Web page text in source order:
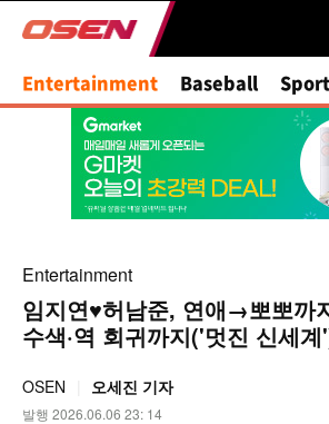
Entertainment Baseball
Entertainment
임지연♥허남준, 연애→뽀뽀까
수색·역 회귀까지('멋진 신세
OSEN 오세진 기자
발행 2026.06.06 23: 14